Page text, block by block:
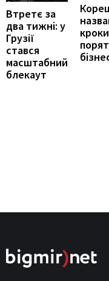
Втретє за
два тижні: у
Грузії
стався
масштабний
блекаут